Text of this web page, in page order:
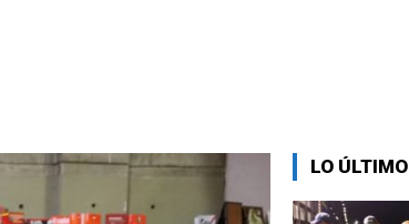
LO ÚLTIMO